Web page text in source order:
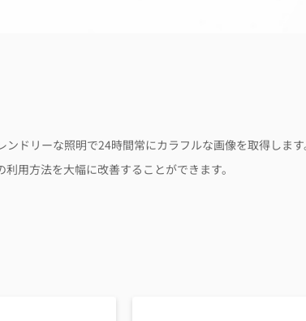
ドリーな照明で24時間常にカラフルな画像を取得しま
用方法を大幅に改善することができます。